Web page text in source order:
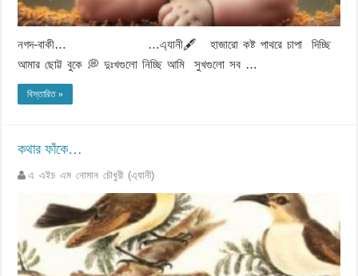
নগদ-বাকী… …এ্যানী🖋️ হাজারো কষ্ট পাথরে চাপা দিচ্ছি
আমার ছোট্ট বুকে 💭 দুঃখগুলো নিচ্ছি আমি সুখগুলো সব …
বিস্তারিত »
কথার ফাঁকে…
এ এইচ এম নোমান চৌধুরী (এ্যানী)